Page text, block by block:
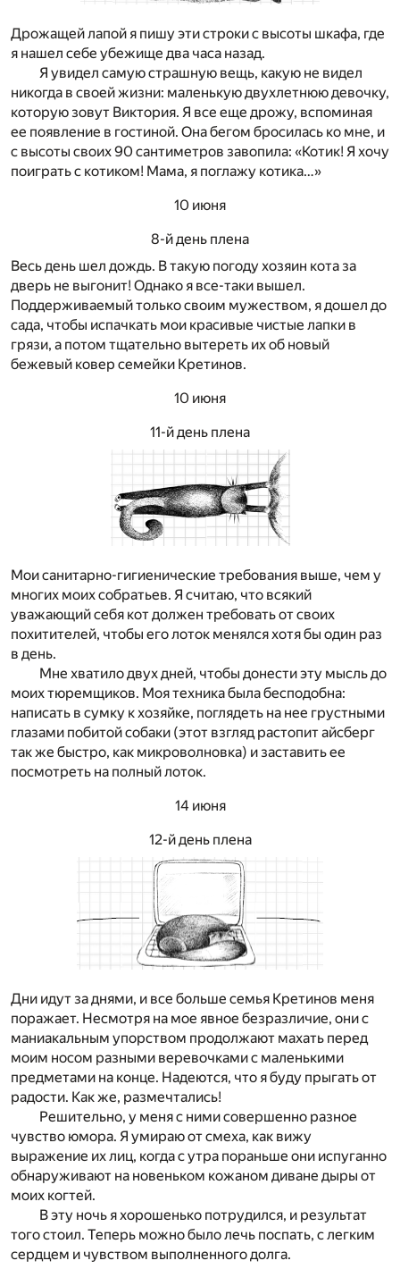
Дрожащей лапой я пишу эти строки с высоты шкафа, где
я нашел себе убежище два часа назад.
Я увидел самую страшную вещь, какую не видел
никогда в своей жизни: маленькую двухлетнюю девочку,
которую зовут Виктория. Я все еще дрожу, вспоминая
ее появление в гостиной. Она бегом бросилась ко мне, и
с высоты своих 90 сантиметров завопила: «Котик! Я хочу
поиграть с котиком! Мама, я поглажу котика…»
10 июня
8-й день плена
Весь день шел дождь. В такую погоду хозяин кота за
дверь не выгонит! Однако я все-таки вышел.
Поддерживаемый только своим мужеством, я дошел до
сада, чтобы испачкать мои красивые чистые лапки в
грязи, а потом тщательно вытереть их об новый
бежевый ковер семейки Кретинов.
10 июня
11-й день плена
Мои санитарно-гигиенические требования выше, чем у
многих моих собратьев. Я считаю, что всякий
уважающий себя кот должен требовать от своих
похитителей, чтобы его лоток менялся хотя бы один раз
в день.
Мне хватило двух дней, чтобы донести эту мысль до
моих тюремщиков. Моя техника была бесподобна:
написать в сумку к хозяйке, поглядеть на нее грустными
глазами побитой собаки (этот взгляд растопит айсберг
так же быстро, как микроволновка) и заставить ее
посмотреть на полный лоток.
14 июня
12-й день плена
Дни идут за днями, и все больше семья Кретинов меня
поражает. Несмотря на мое явное безразличие, они с
маниакальным упорством продолжают махать перед
моим носом разными веревочками с маленькими
предметами на конце. Надеются, что я буду прыгать от
радости. Как же, размечтались!
Решительно, у меня с ними совершенно разное
чувство юмора. Я умираю от смеха, как вижу
выражение их лиц, когда с утра пораньше они испуганно
обнаруживают на новеньком кожаном диване дыры от
моих когтей.
В эту ночь я хорошенько потрудился, и результат
того стоил. Теперь можно было лечь поспать, с легким
сердцем и чувством выполненного долга.